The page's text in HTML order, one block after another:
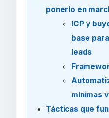
ponerlo en
ICP y
base
leads
mínimas
Tácticas que